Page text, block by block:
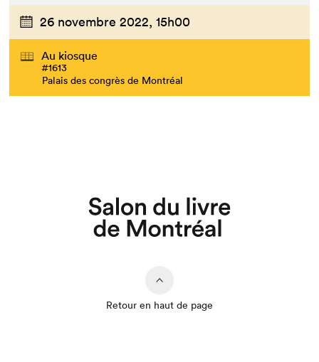
Que cherchez-vous?
26 novembre 2022, 15h00
Au kiosque
#1613
Palais des congrès de Montréal
Retour en haut de page